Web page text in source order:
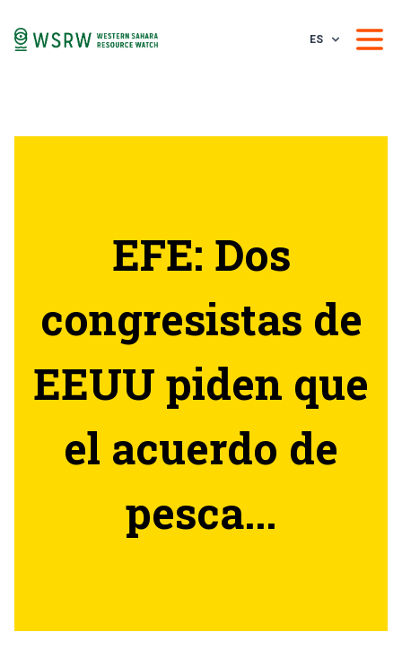
ES
EFE: Dos
congresistas de
EEUU piden que
el acuerdo de
pesca...